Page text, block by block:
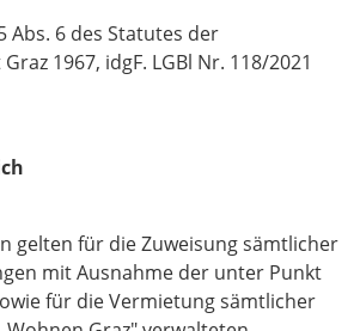
Abs. 6 des Statutes der
1967, idgF. LGBl Nr. 118/2021
gelten für die Zuweisung sämtlicher
mit Ausnahme der unter Punkt
für die Vermietung sämtlicher